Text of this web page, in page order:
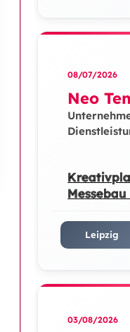
08/07/2026
Neo
Leipzig
03/08/2026